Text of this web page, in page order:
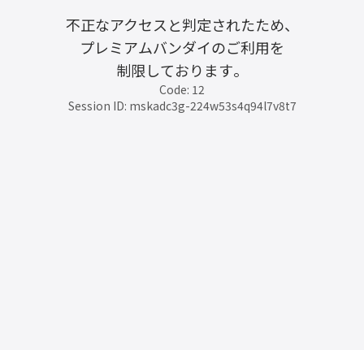
不正なアクセスと判定されたため、
プレミアムバンダイのご利用を
制限しております。
Code: 12
Session ID: mskadc3g-224w53s4q94l7v8t7